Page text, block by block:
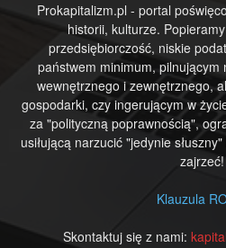
Prokapitalizm.pl - portal
historii, kulturze.
przedsiębiorczość, niskie
państwem minimum, pilnującym
wewnętrznego i zewnętrznego,
gospodarki, czy ingerującym w
za "polityczną poprawnością",
usiłującą narzucić "jedynie
zajrzeć!
Klauzula
Skontaktuj się z nami: